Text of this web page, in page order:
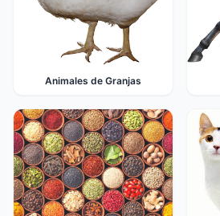
Animales de Granjas